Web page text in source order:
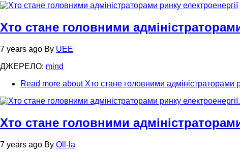
Хто стане головними
7 years ago By UEE
ДЖЕРЕЛО: mind
Read more about Хто стане головними адміністраторами
Хто стане головними
7 years ago By Oll-la